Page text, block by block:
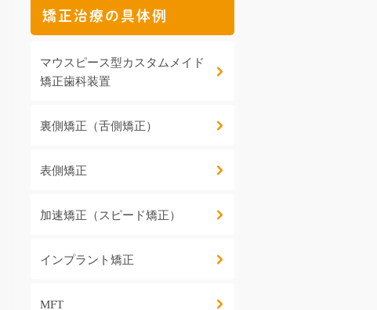
矯正治療の具体例
マウスピース型カスタムメイド
矯正歯科装置
裏側矯正（舌側矯正）
表側矯正
加速矯正（スピード矯正）
インプラント矯正
MFT